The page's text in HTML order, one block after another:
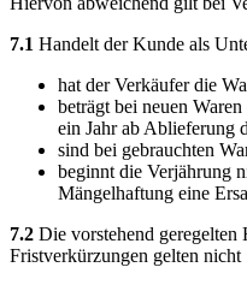
7.1 Handelt der Kunde als
hat der Verkäufer die
beträgt bei neuen
ein Jahr ab Ablieferung
sind bei gebrauchten
beginnt die Verjährung
Mängelhaftung eine
7.2 Die vorstehend geregelten
Fristverkürzungen gelten nicht